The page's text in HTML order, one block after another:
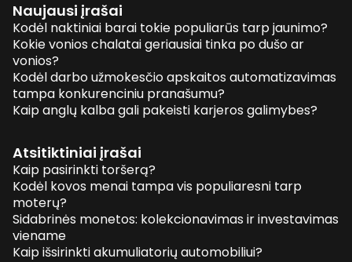
Naujausi įrašai
Kodėl naktiniai barai tokie populiarūs tarp jaunimo?
Kokie vonios chalatai geriausiai tinka po dušo ar
vonios?
Kodėl darbo užmokesčio apskaitos automatizavimas
tampa konkurenciniu pranašumu?
Kaip anglų kalba gali pakeisti karjeros galimybes?
Atsitiktiniai įrašai
Kaip pasirinkti toršerą?
Kodėl kovos menai tampa vis populiaresni tarp
moterų?
Sidabrinės monetos: kolekcionavimas ir investavimas
viename
Kaip išsirinkti akumuliatorių automobiliui?